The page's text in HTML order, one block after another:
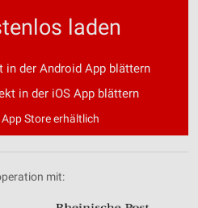
laden
in der Android App blättern
in der iOS App blättern
Store erhältlich
mit: